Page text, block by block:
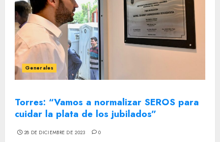
Generales
Torres: “Vamos a normalizar SEROS para
cuidar la plata de los jubilados”
28 DE DICIEMBRE DE 2023 0